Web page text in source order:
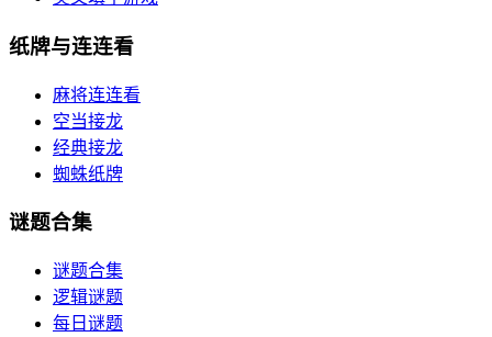
纸牌与连连看
麻将连连看
空当接龙
经典接龙
蜘蛛纸牌
谜题合集
谜题合集
逻辑谜题
每日谜题